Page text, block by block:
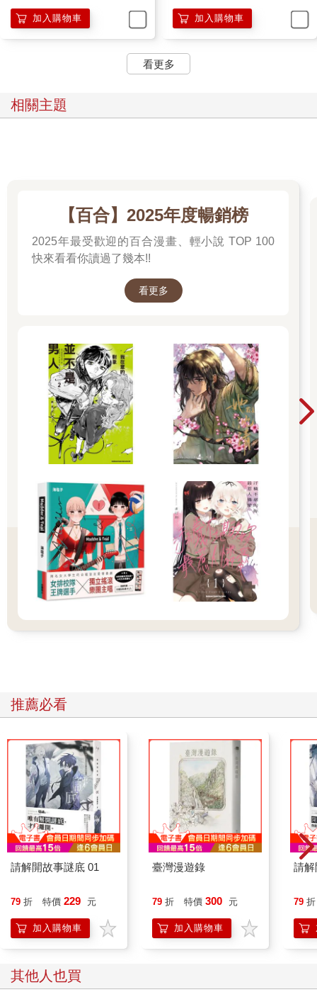
加入購物車 加入購物車
看更多
相關主題
【百合】2025年度暢銷榜
2025年最受歡迎的百合漫畫、輕小說 TOP 100
快來看看你讀過了幾本!!
看更多
推薦必看
請解開故事謎底 01
79 折 特價 229 元
加入購物車
臺灣漫遊錄
79 折 特價 300 元
加入購物車
請解
79 折
其他人也買